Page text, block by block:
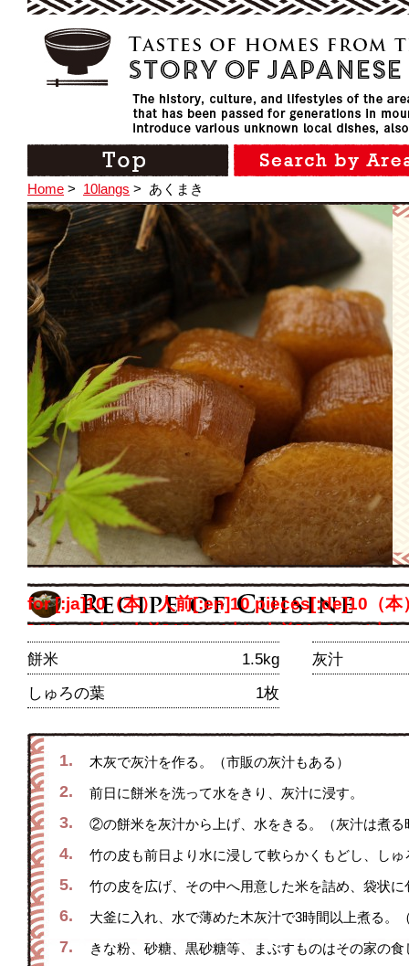
Home > 10langs > あくまき
for [:ja]10（本）人前[:en]10 pieces[:de]10（
[:fr]10（本）人前[:it]10（本）人前[:ko]10（本
[:ch]10（本）人前[:] persons
餅米 1.5kg
灰汁
しゅろの葉
1枚
1. 木灰で灰汁を作る。（市販の灰汁もある）
2. 前日に餅米を洗って水をきり、灰汁に浸す。
3. ②の餅米を灰汁から上げ、水をきる。（灰汁は煮る
4. 竹の皮も前日より水に浸して軟らかくもどし、し
5. 竹の皮を広げ、その中へ用意した米を詰め、袋状
6. 大釜に入れ、水で薄めた木灰汁で3時間以上煮る。
7. きな粉、砂糖、黒砂糖等、まぶすものはその家の